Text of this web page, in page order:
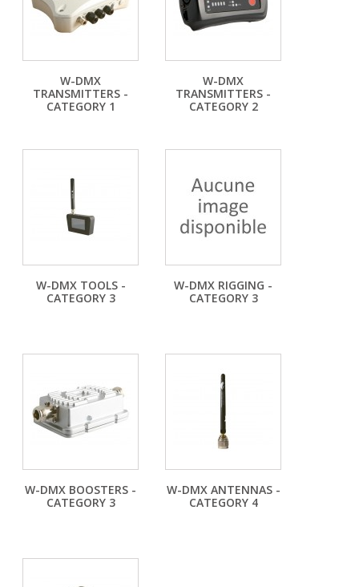
W-DMX
TRANSMITTERS -
CATEGORY 1
W-DMX
TRANSMITTERS -
CATEGORY 2
W-DMX TOOLS -
CATEGORY 3
W-DMX RIGGING -
CATEGORY 3
W-DMX BOOSTERS -
CATEGORY 3
W-DMX ANTENNAS -
CATEGORY 4